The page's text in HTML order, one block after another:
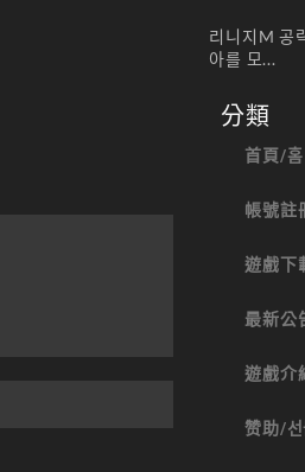
리니지M 공
아를 모...
分類
首頁/홈
帳號註
遊戲下
最新公
遊戲介
赞助/선